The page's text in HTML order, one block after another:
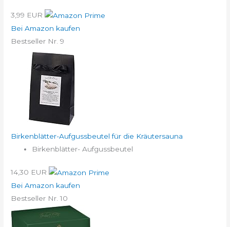
3,99 EUR
Bei Amazon kaufen
Bestseller Nr. 9
Birkenblätter-Aufgussbeutel für die Kräutersauna
Birkenblätter- Aufgussbeutel
14,30 EUR
Bei Amazon kaufen
Bestseller Nr. 10